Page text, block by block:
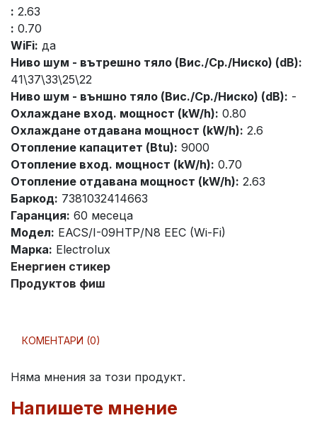
: 2.63
: 0.70
WiFi: да
Ниво шум - вътрешно тяло (Вис./Ср./Ниско) (dB):
41\37\33\25\22
Ниво шум - външно тяло (Вис./Ср./Ниско) (dB): -
Охлаждане вход. мощност (kW/h): 0.80
Охлаждане отдавана мощност (kW/h): 2.6
Отопление капацитет (Btu): 9000
Отопление вход. мощност (kW/h): 0.70
Отопление отдавана мощност (kW/h): 2.63
Баркод: 7381032414663
Гаранция: 60 месеца
Модел: EACS/I-09HTP/N8 EEC (Wi-Fi)
Марка: Electrolux
Енергиен стикер
Продуктов фиш
КОМЕНТАРИ (0)
Няма мнения за този продукт.
Напишете мнение